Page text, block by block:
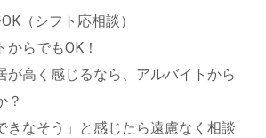
（シフト応相談）
らでもOK！
が高く感じるなら、アルバイトから
？
きなそう」と感じたら遠慮なく相談